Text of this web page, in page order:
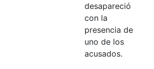
desapareció
con la
presencia de
uno de los
acusados.